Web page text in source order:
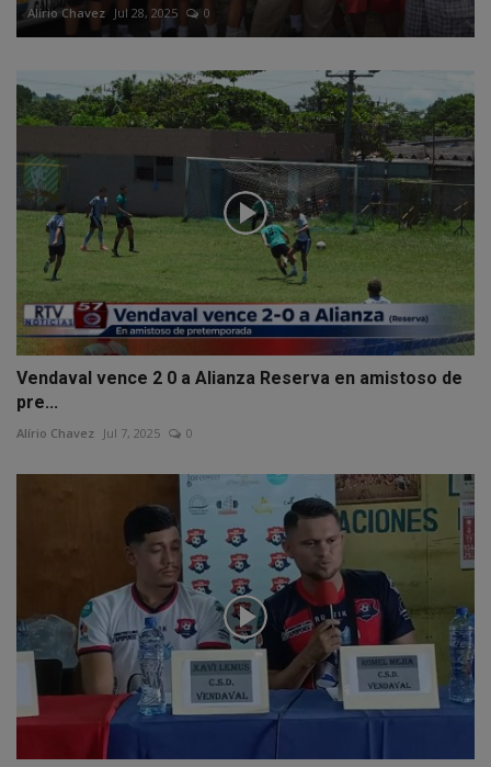
Alírio Chavez Jul 28, 2025 0
Vendaval vence 2 0 a Alianza Reserva en amistoso de
pre...
Alírio Chavez Jul 7, 2025 0